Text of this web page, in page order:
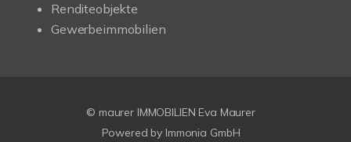
Renditeobjekte
Gewerbeimmobilien
© maurer IMMOBILIEN Eva Maurer
Powered by Immonia GmbH